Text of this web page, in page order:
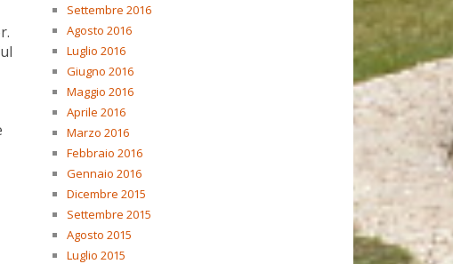
.
Settembre 2016
Agosto 2016
Luglio 2016
Giugno 2016
Maggio 2016
Aprile 2016
Marzo 2016
Febbraio 2016
Gennaio 2016
Dicembre 2015
Settembre 2015
Agosto 2015
Luglio 2015